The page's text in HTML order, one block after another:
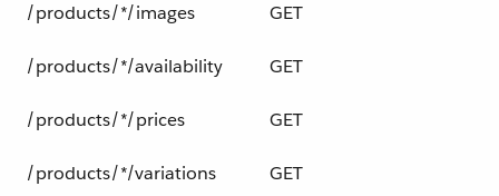
/products/*/images GET
/products/*/availability GET
/products/*/prices GET
/products/*/variations GET